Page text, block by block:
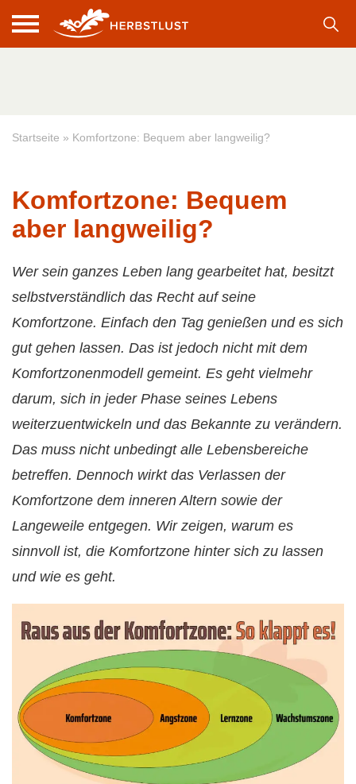
Startseite » Komfortzone: Bequem aber langweilig?
Komfortzone: Bequem
aber langweilig?
Wer sein ganzes Leben lang gearbeitet hat, besitzt
selbstverständlich das Recht auf seine
Komfortzone. Einfach den Tag genießen und es sich
gut gehen lassen. Das ist jedoch nicht mit dem
Komfortzonenmodell gemeint. Es geht vielmehr
darum, sich in jeder Phase seines Lebens
weiterzuentwickeln und das Bekannte zu verändern.
Das muss nicht unbedingt alle Lebensbereiche
betreffen. Dennoch wirkt das Verlassen der
Komfortzone dem inneren Altern sowie der
Langeweile entgegen. Wir zeigen, warum es
sinnvoll ist, die Komfortzone hinter sich zu lassen
und wie es geht.